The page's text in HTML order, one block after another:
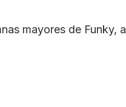
mayores de Funky,